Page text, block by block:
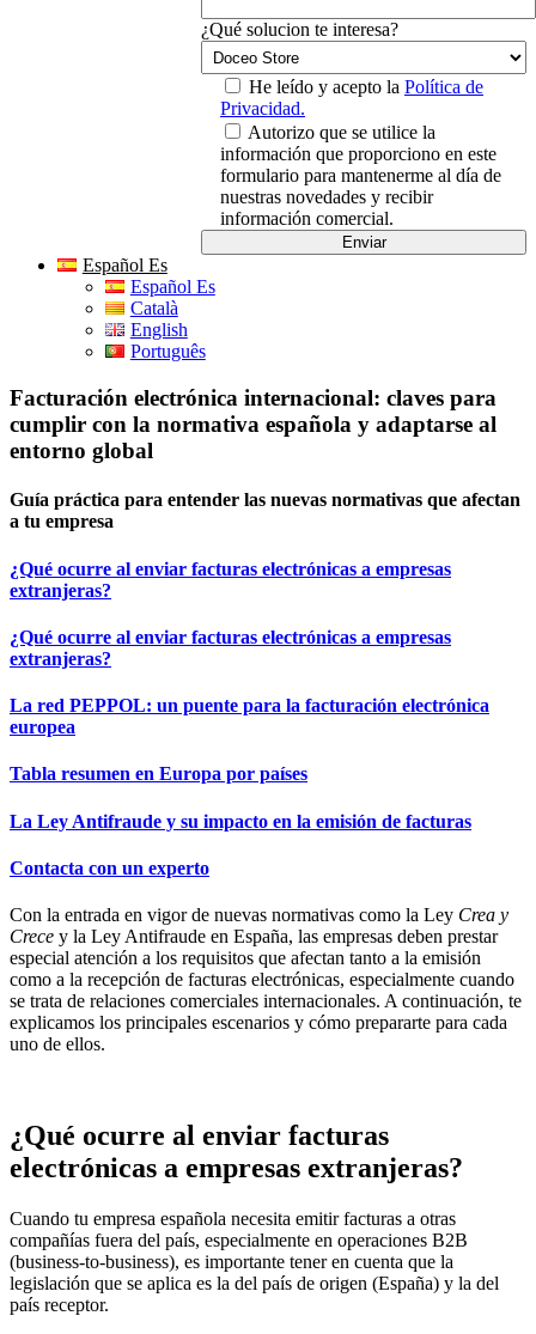
¿Qué solucion te interesa?
He leído y acepto la Política de
Privacidad.
Autorizo que se utilice la
información que proporciono en este
formulario para mantenerme al día de
nuestras novedades y recibir
información comercial.
Español Es
Español Es
Català
English
Português
Facturación electrónica internacional: claves para
cumplir con la normativa española y adaptarse al
entorno global
Guía práctica para entender las nuevas normativas que afectan
a tu empresa
¿Qué ocurre al enviar facturas electrónicas a empresas
extranjeras?
¿Qué ocurre al enviar facturas electrónicas a empresas
extranjeras?
La red PEPPOL: un puente para la facturación electrónica
europea
Tabla resumen en Europa por países
La Ley Antifraude y su impacto en la emisión de facturas
Contacta con un experto
Con la entrada en vigor de nuevas normativas como la Ley Crea y
Crece y la Ley Antifraude en España, las empresas deben prestar
especial atención a los requisitos que afectan tanto a la emisión
como a la recepción de facturas electrónicas, especialmente cuando
se trata de relaciones comerciales internacionales. A continuación, te
explicamos los principales escenarios y cómo prepararte para cada
uno de ellos.
¿Qué ocurre al enviar facturas
electrónicas a empresas extranjeras?
Cuando tu empresa española necesita emitir facturas a otras
compañías fuera del país, especialmente en operaciones B2B
(business-to-business), es importante tener en cuenta que la
legislación que se aplica es la del país de origen (España) y la del
país receptor.